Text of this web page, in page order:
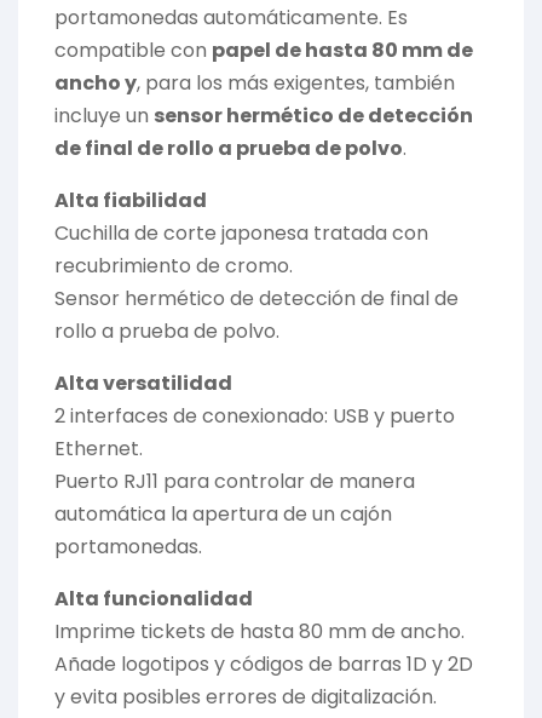
portamonedas automáticamente. Es
compatible con papel de hasta 80 mm de
ancho y, para los más exigentes, también
incluye un sensor hermético de detección
de final de rollo a prueba de polvo.
Alta fiabilidad
Cuchilla de corte japonesa tratada con
recubrimiento de cromo.
Sensor hermético de detección de final de
rollo a prueba de polvo.
Alta versatilidad
2 interfaces de conexionado: USB y puerto
Ethernet.
Puerto RJ11 para controlar de manera
automática la apertura de un cajón
portamonedas.
Alta funcionalidad
Imprime tickets de hasta 80 mm de ancho.
Añade logotipos y códigos de barras 1D y 2D
y evita posibles errores de digitalización.